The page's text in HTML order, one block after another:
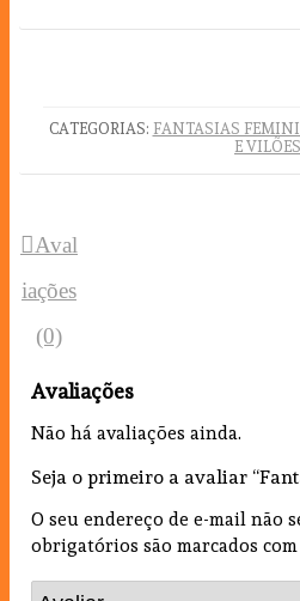
CATEGORIAS: FANTASIAS
E VILÕES
Aval
iações
(0)
Avaliações
Não há avaliações ainda.
Seja o primeiro a avaliar
O seu endereço de e-mail não
obrigatórios são marcados com